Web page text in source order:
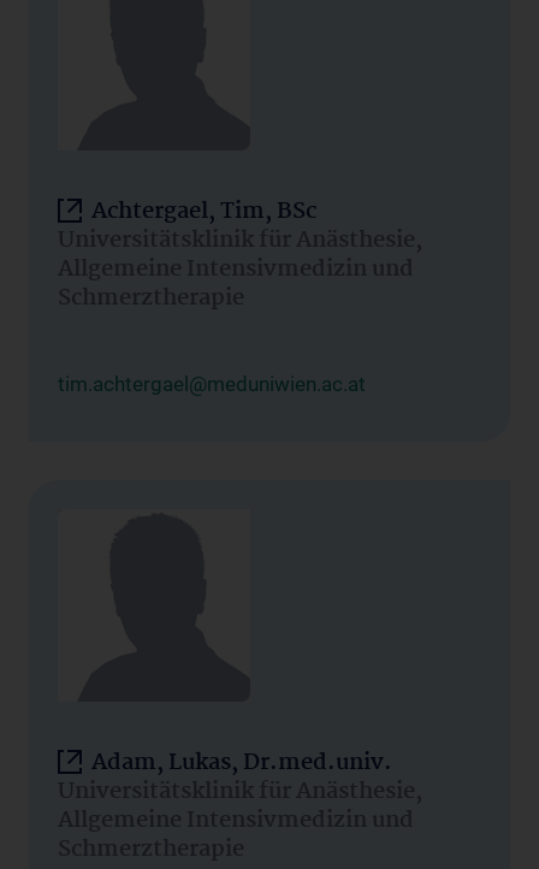
Achtergael, Tim, BSc
Universitätsklinik für Anästhesie,
Allgemeine Intensivmedizin und
Schmerztherapie
tim.achtergael@meduniwien.ac.at
Adam, Lukas, Dr.med.univ.
Universitätsklinik für Anästhesie,
Allgemeine Intensivmedizin und
Schmerztherapie